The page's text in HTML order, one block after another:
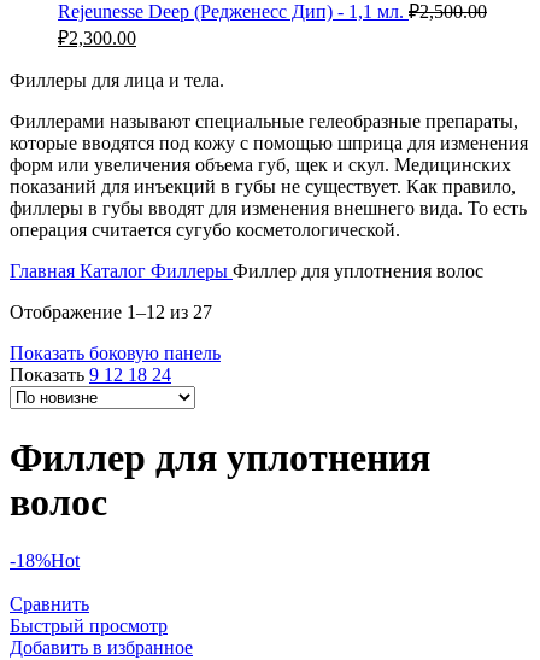
Rejeunesse Deep (Редженесс Дип) - 1,1 мл. ₽2,500.00
Первоначальная
составляла
₽2,300.00Текущая
₽2,300.00.
Филлеры для лица и тела.
Филлерами называют специальные гелеобразные препараты,
которые вводятся под кожу с помощью шприца для изменения
форм или увеличения объема губ, щек и скул. Медицинских
показаний для инъекций в губы не существует. Как правило,
филлеры в губы вводят для изменения внешнего вида. То есть
операция считается сугубо косметологической.
Главная Каталог Филлеры Филлер для уплотнения волос
Отображение 1–12 из 27Сортировка:
недавние
Показать боковую панель
Показать 9 12 18 24
Филлер для уплотнения
волос
-18%Hot
Сравнить
Быстрый просмотр
Добавить в избранное